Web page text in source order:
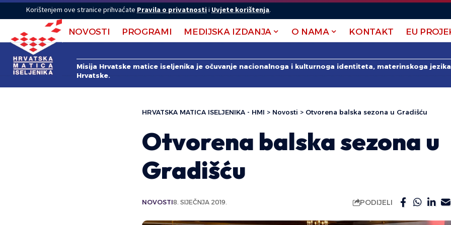
Korištenjem ove stranice prihvaćate Pravila o privatnostii Uvjete korištenja.
NOVOSTI PROGRAMI MEDIJSKA IZDANJA O NAMA KONTAKT EU
Misija Hrvatske matice iseljenika je očuvanje nacionalnoga i kulturnoga identiteta, materinskoga
Hrvatske.
HRVATSKA MATICA ISELJENIKA - HMI > Novosti > Otvorena balska sezona u Gradišću
Otvorena balska sezona u
Gradišću
NOVOSTI8. SIJEČNJA 2019. PODIJELI